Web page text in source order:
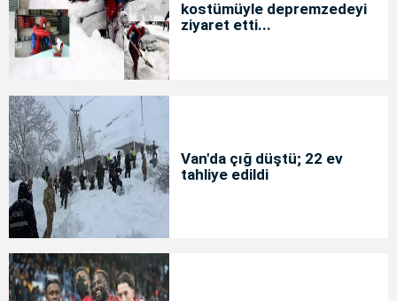
kostümüyle depremzedeyi
ziyaret etti...
Van'da çığ düştü; 22 ev
tahliye edildi